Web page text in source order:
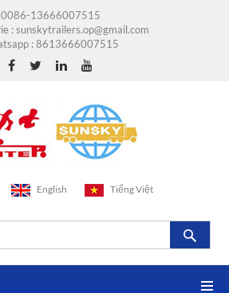
0086-13666007515
:sunskytrailers.op@gmail.com
:8613666007515
English Tiếng Việt